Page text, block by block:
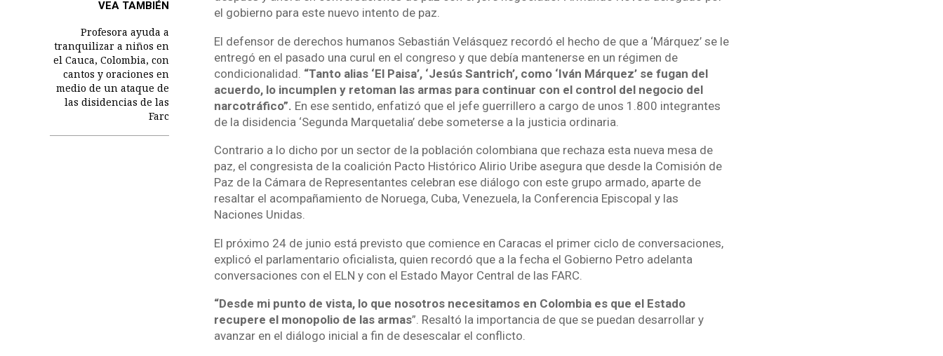
VEA TAMBIÉN
Profesora ayuda a
tranquilizar a niños en
el Cauca, Colombia, con
cantos y oraciones en
medio de un ataque de
las disidencias de las
Farc
el gobierno para este nuevo intento de paz.
El defensor de derechos humanos Sebastián Velásquez recordó el hecho de que a ‘Márquez’ se le
entregó en el pasado una curul en el congreso y que debía mantenerse en un régimen de
condicionalidad. “Tanto alias ‘El Paisa’, ‘Jesús Santrich’, como ‘Iván Márquez’ se fugan del
acuerdo, lo incumplen y retoman las armas para continuar con el control del negocio del
narcotráfico”. En ese sentido, enfatizó que el jefe guerrillero a cargo de unos 1.800 integrantes
de la disidencia ‘Segunda Marquetalia’ debe someterse a la justicia ordinaria.
Contrario a lo dicho por un sector de la población colombiana que rechaza esta nueva mesa de
paz, el congresista de la coalición Pacto Histórico Alirio Uribe asegura que desde la Comisión de
Paz de la Cámara de Representantes celebran ese diálogo con este grupo armado, aparte de
resaltar el acompañamiento de Noruega, Cuba, Venezuela, la Conferencia Episcopal y las
Naciones Unidas.
El próximo 24 de junio está previsto que comience en Caracas el primer ciclo de conversaciones,
explicó el parlamentario oficialista, quien recordó que a la fecha el Gobierno Petro adelanta
conversaciones con el ELN y con el Estado Mayor Central de las FARC.
“Desde mi punto de vista, lo que nosotros necesitamos en Colombia es que el Estado
recupere el monopolio de las armas”. Resaltó la importancia de que se puedan desarrollar y
avanzar en el diálogo inicial a fin de desescalar el conflicto.